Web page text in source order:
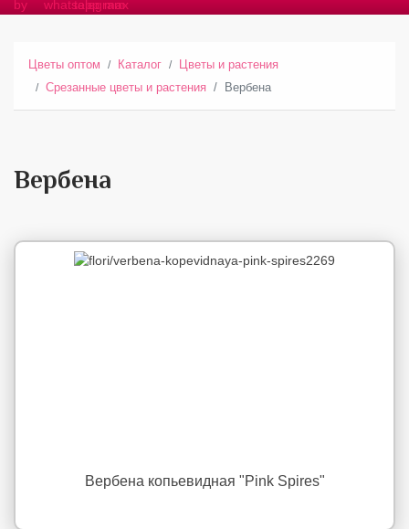
Цветы оптом Каталог
Цветы и растения
Срезанные цветы и растения
Вербена
Вербена
Вербена копьевидная "Pink Spires"